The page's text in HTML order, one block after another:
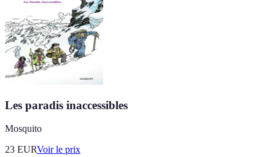
Les paradis inaccessibles
Mosquito
23 EURVoir le prix